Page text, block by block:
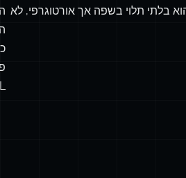
בלתי תלוי בשפה אך אורטוגרפי, לא